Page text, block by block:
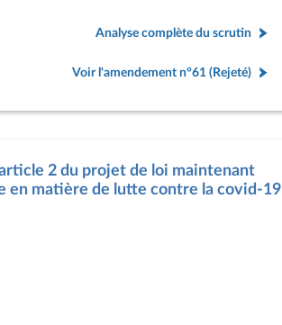
Analyse complète du scrutin
Voir l'amendement n°61 (Rejeté)
2 du projet de loi maintenant
en matière de lutte contre la covid-19